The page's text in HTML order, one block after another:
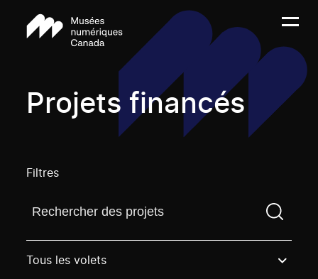
Projets financés
Filtres
Trouvez un projetVous devez saisir un terme de
Tous les volets